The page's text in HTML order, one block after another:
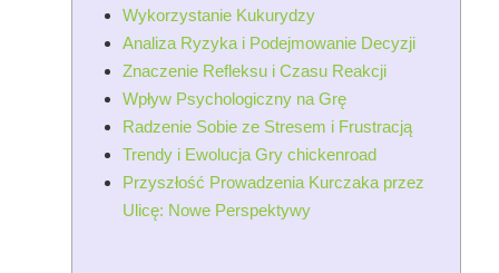
Wykorzystanie Kukurydzy
Analiza Ryzyka i Podejmowanie Decyzji
Znaczenie Refleksu i Czasu Reakcji
Wpływ Psychologiczny na Grę
Radzenie Sobie ze Stresem i Frustracją
Trendy i Ewolucja Gry chickenroad
Przyszłość Prowadzenia Kurczaka przez
Ulicę: Nowe Perspektywy